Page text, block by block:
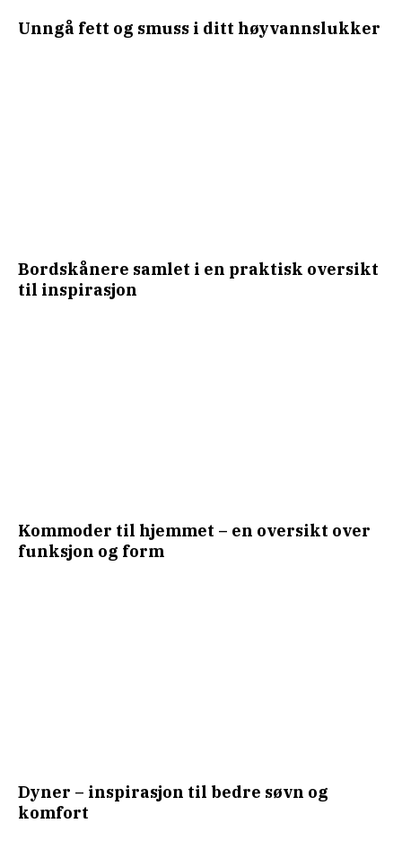
Unngå fett og smuss i ditt høyvannslukker
Bordskånere samlet i en praktisk oversikt
til inspirasjon
Kommoder til hjemmet – en oversikt over
funksjon og form
Dyner – inspirasjon til bedre søvn og
komfort